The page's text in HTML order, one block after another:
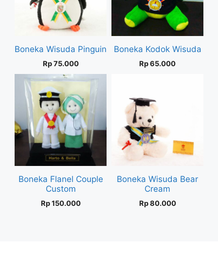
Boneka Wisuda Pinguin
Rp75.000
Boneka Kodok Wisuda
Rp65.000
Boneka Flanel Couple
Custom
Rp150.000
Boneka Wisuda Bear
Cream
Rp80.000